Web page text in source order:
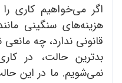
اگر می‌خواهیم کاری
هزینه‌های سنگینی
قانونی ندارد، چه
بدترین حالت، در
نمی‌شویم. ما در این